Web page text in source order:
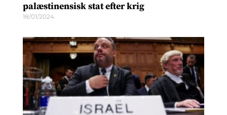
palæstinensisk stat efter krig
18/01/2024